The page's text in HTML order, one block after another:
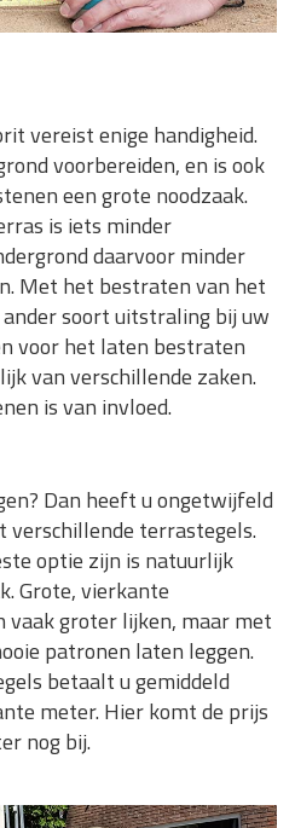
vereist enige handigheid.
voorbereiden, en is ook
een grote noodzaak.
is iets minder
daarvoor minder
Met het bestraten van het
soort uitstraling bij uw
voor het laten bestraten
van verschillende zaken.
is van invloed.
Dan heeft u ongetwijfeld
terrastegels.
optie zijn is natuurlijk
Grote, vierkante
groter lijken, maar met
patronen laten leggen.
betaalt u gemiddeld
meter. Hier komt de prijs
nog bij.